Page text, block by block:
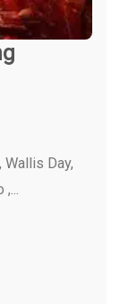
Day,